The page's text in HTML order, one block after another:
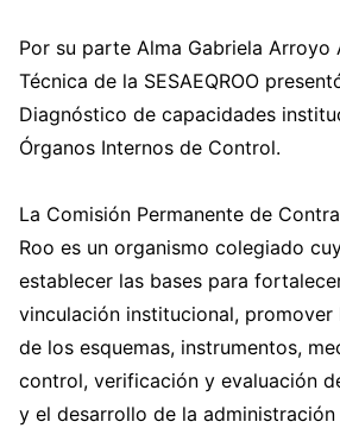
Por su parte Alma Gabriela Arroyo
Técnica de la SESAEQROO
Diagnóstico de capacidades
Órganos Internos de Control.
La Comisión Permanente de
Roo es un organismo colegiado
establecer las bases para
vinculación institucional, promover
de los esquemas, instrumentos,
control, verificación y evaluación
y el desarrollo de la administración